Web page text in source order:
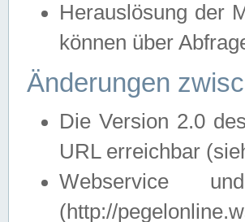
Herauslösung der
können über
Änderungen
Die Version 2.0
URL erreichbar
Webservice
(http://